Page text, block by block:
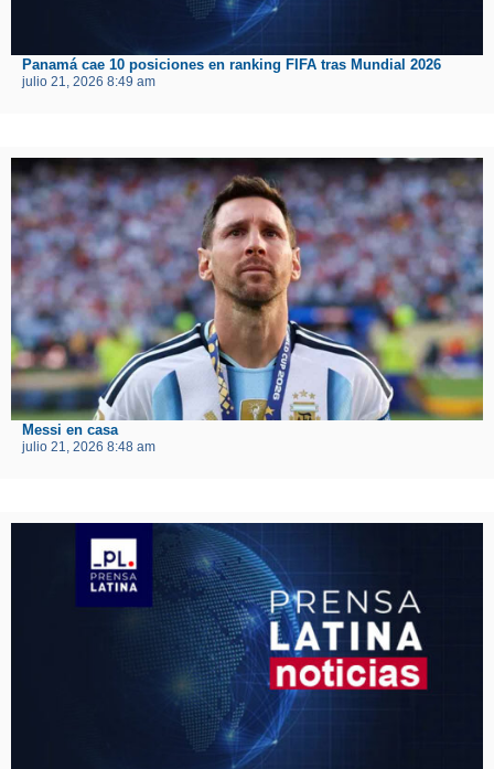
Panamá cae 10 posiciones en ranking FIFA tras Mundial 2026
julio 21, 2026 8:49 am
Messi en casa
julio 21, 2026 8:48 am